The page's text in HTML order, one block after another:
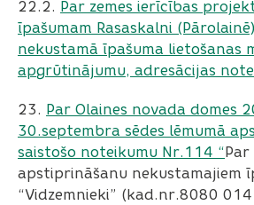
22.2. ​​​​​​​ Par zemes ierīcības
īpašumam Rasaskalni
nekustamā īpašuma lietošanas
apgrūtinājumu, adresācijas
23. Par Olaines novada domes
30.septembra sēdes lēmumā
saistošo noteikumu Nr.114 “
apstiprināšanu nekustamajiem
“Vidzemnieki” (kad.nr.8080